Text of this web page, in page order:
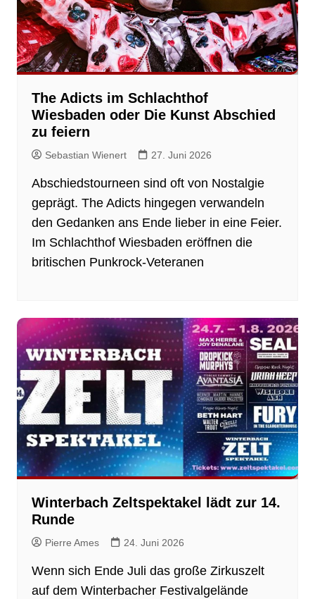
The Adicts im Schlachthof
Wiesbaden oder Die Kunst Abschied
zu feiern
Sebastian Wienert 27. Juni 2026
Abschiedstourneen sind oft von Nostalgie
geprägt. The Adicts hingegen verwandeln
den Gedanken ans Ende lieber in eine Feier.
Im Schlachthof Wiesbaden eröffnen die
britischen Punkrock-Veteranen
Winterbach Zeltspektakel lädt zur 14.
Runde
Pierre Ames 24. Juni 2026
Wenn sich Ende Juli das große Zirkuszelt
auf dem Winterbacher Festivalgelände